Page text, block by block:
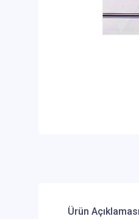
Ürün Açıklaması